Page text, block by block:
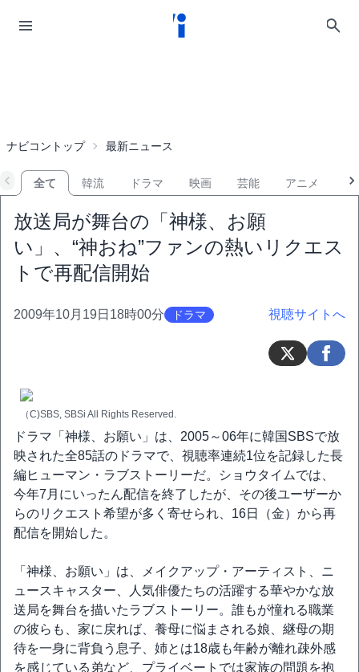
ナビコントップ 最新ニュース
全て 韓流 ドラマ 映画 芸能 アニメ
放送局が舞台の「神様、お願
い」、“神おね”ファンの熱いリクエス
トで再配信開始
2009年10月19日18時00分 ドラマ 視聴サイトへ
（C)SBS, SBSi All Rights Reserved.
ドラマ「神様、お願い」は、2005～06年に韓国SBSで放
映された全85話のドラマで、視聴率連続1位を記録した長
編ヒューマン・ラブストーリーだ。ショウタイムでは、
今年7月にいったん配信を終了したが、その後ユーザーか
らのリクエスト希望が多く寄せられ、16日（金）から再
配信を開始した。
「神様、お願い」は、メイクアップ・アーティスト、ニ
ュースキャスター、人気俳優たちの活躍する華やかな放
送局を舞台を描いたラブストーリー。誰もが憧れる職業
の彼らも、家に戻れば、養母に悩まされる娘、継母の期
待を一身に背負う息子、姉とは18歳も年齢が離れ疎外感
を感じている弟など、プライベートでは家族の問題を抱